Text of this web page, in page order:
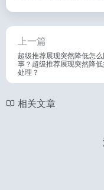
上一篇
超级推荐展现突然降低怎么
事？超级推荐展现突然降
处理？
相关文章